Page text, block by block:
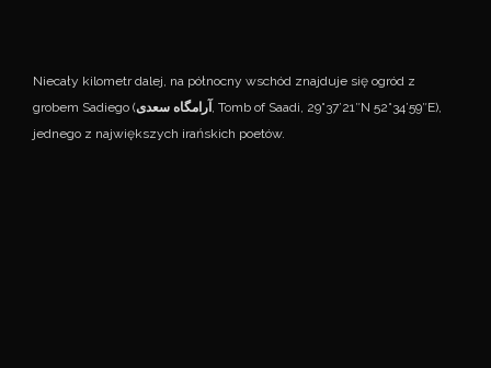
Niecały kilometr dalej, na północny wschód znajduje się ogród z
grobem Sadiego (آرامگاه سعدی , Tomb of Saadi, 29°37’21″N 52°34’59″E),
jednego z największych irańskich poetów.